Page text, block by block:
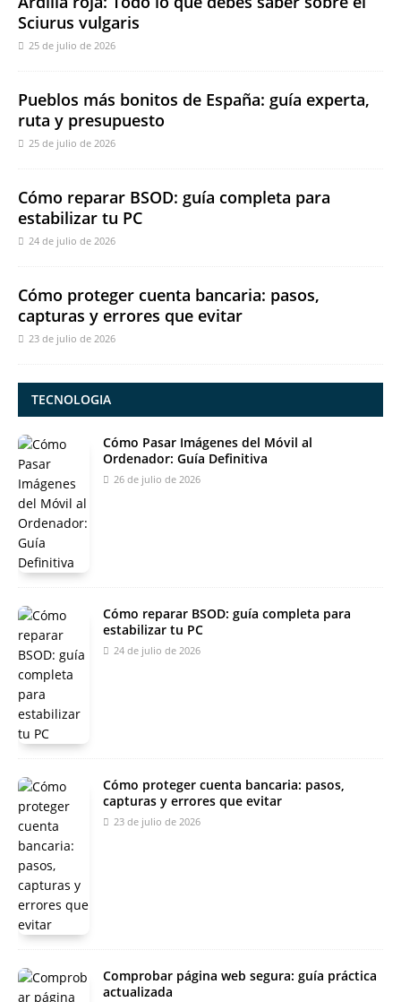
Sciurus vulgaris
25 de julio de 2026
Pueblos más bonitos de España: guía experta,
ruta y presupuesto
25 de julio de 2026
Cómo reparar BSOD: guía completa para
estabilizar tu PC
24 de julio de 2026
Cómo proteger cuenta bancaria: pasos,
capturas y errores que evitar
23 de julio de 2026
TECNOLOGIA
Cómo Pasar Imágenes del Móvil al
Ordenador: Guía Definitiva
26 de julio de 2026
Cómo reparar BSOD: guía completa para
estabilizar tu PC
24 de julio de 2026
Cómo proteger cuenta bancaria: pasos,
capturas y errores que evitar
23 de julio de 2026
Comprobar página web segura: guía práctica
actualizada